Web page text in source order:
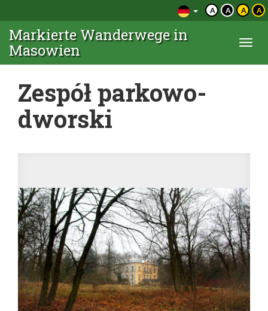
A A A A
Markierte Wanderwege in
Masowien
Zespół parkowo-
dworski